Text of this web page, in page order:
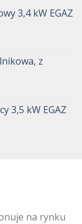
3,4 kW EGAZ
z
3,5 kW EGAZ
na rynku